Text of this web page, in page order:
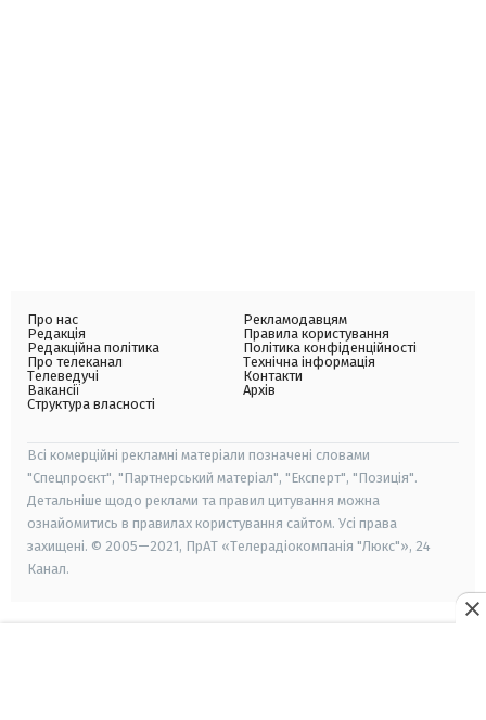
Про нас
Редакція
Редакційна політика
Про телеканал
Телеведучі
Вакансії
Структура власності
Рекламодавцям
Правила користування
Політика конфіденційності
Технічна інформація
Контакти
Архів
Всі комерційні рекламні матеріали позначені словами
"Спецпроєкт", "Партнерський матеріал", "Експерт", "Позиція".
Детальніше щодо реклами та правил цитування можна
ознайомитись в правилах користування сайтом. Усі права
захищені. © 2005—2021, ПрАТ «Телерадіокомпанія "Люкс"», 24
Канал.